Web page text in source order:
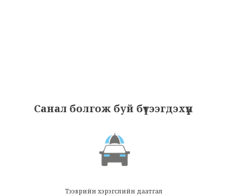
Санал болгож буй бүтээгдэхүүн
Тээврийн хэрэгслийн даатгал